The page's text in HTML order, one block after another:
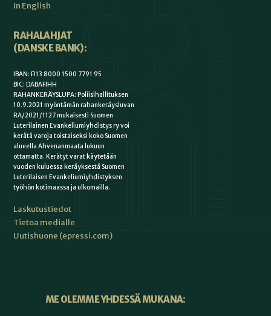
In English
RAHALAHJAT
(DANSKE BANK):
IBAN: FI13 8000 1500 7791 95
BIC: DABAFIHH
RAHANKERÄYSLUPA: Poliisihallituksen
10.9.2021 myöntämän rahankeräysluvan
RA/2021/1127 mukaisesti Suomen
Luterilainen Evankeliumiyhdistys ry voi
kerätä varoja toistaiseksi koko Suomen
alueella Ahvenanmaata lukuun
ottamatta. Kerätyt varat käytetään
vuoden kuluessa keräyksestä Suomen
Luterilaisen Evankeliumiyhdistyksen
työhön kotimaassa ja ulkomailla.
Laskutustiedot
Tietoa medialle
Uutishuone (epressi.com)
ME OLEMME YHDESSÄ MUKANA: